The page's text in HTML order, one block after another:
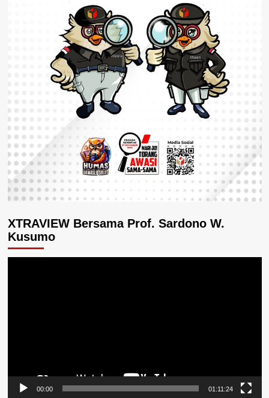
XTRAVIEW Bersama Prof. Sardono W.
Kusumo
00:00 01:11:24